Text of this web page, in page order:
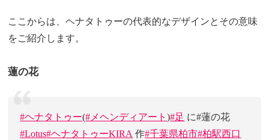
ここからは、ヘナタトゥーの代表的なデザインとその意味
をご紹介します。
蓮の花
#ヘナタトゥー(#メヘンディアート)#足 に#蓮の花
#Lotus#ヘナタトゥーKIRA 作#千葉県柏市#柏駅西口